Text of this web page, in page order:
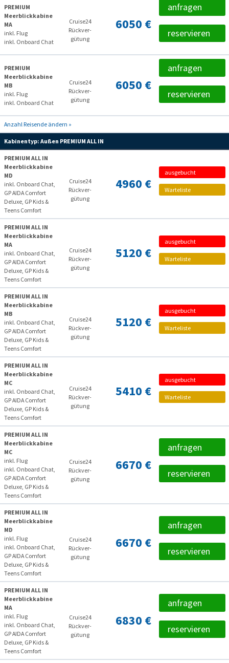
PREMIUM
Meerblickkabine
MA
inkl. Flug
inkl. Onboard Chat
Cruise24
Rückver­
gütung
6050 €
anfragen
reservieren
PREMIUM
Meerblickkabine
MB
inkl. Flug
inkl. Onboard Chat
Cruise24
Rückver­
gütung
6050 €
anfragen
reservieren
Anzahl Reisende ändern »
Kabinentyp: Außen PREMIUM ALL IN
PREMIUM ALL IN
Meerblickkabine
MD
inkl. Onboard Chat,
GP AIDA Comfort
Deluxe, GP Kids &
Teens Comfort
Cruise24
Rückver­
gütung
4960 €
ausgebucht
Warteliste
PREMIUM ALL IN
Meerblickkabine
MA
inkl. Onboard Chat,
GP AIDA Comfort
Deluxe, GP Kids &
Teens Comfort
Cruise24
Rückver­
gütung
5120 €
ausgebucht
Warteliste
PREMIUM ALL IN
Meerblickkabine
MB
inkl. Onboard Chat,
GP AIDA Comfort
Deluxe, GP Kids &
Teens Comfort
Cruise24
Rückver­
gütung
5120 €
ausgebucht
Warteliste
PREMIUM ALL IN
Meerblickkabine
MC
inkl. Onboard Chat,
GP AIDA Comfort
Deluxe, GP Kids &
Teens Comfort
Cruise24
Rückver­
gütung
5410 €
ausgebucht
Warteliste
PREMIUM ALL IN
Meerblickkabine
MC
inkl. Flug
inkl. Onboard Chat,
GP AIDA Comfort
Deluxe, GP Kids &
Teens Comfort
Cruise24
Rückver­
gütung
6670 €
anfragen
reservieren
PREMIUM ALL IN
Meerblickkabine
MD
inkl. Flug
inkl. Onboard Chat,
GP AIDA Comfort
Deluxe, GP Kids &
Teens Comfort
Cruise24
Rückver­
gütung
6670 €
anfragen
reservieren
PREMIUM ALL IN
Meerblickkabine
MA
inkl. Flug
inkl. Onboard Chat,
GP AIDA Comfort
Deluxe, GP Kids &
Teens Comfort
Cruise24
Rückver­
gütung
6830 €
anfragen
reservieren